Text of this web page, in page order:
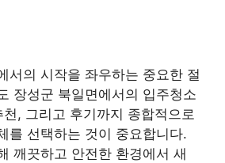
서의 시작을 좌우하는 중요한 절
장성군 북일면에서의 입주청소
, 그리고 후기까지 종합적으로
를 선택하는 것이 중요합니다.
깨끗하고 안전한 환경에서 새